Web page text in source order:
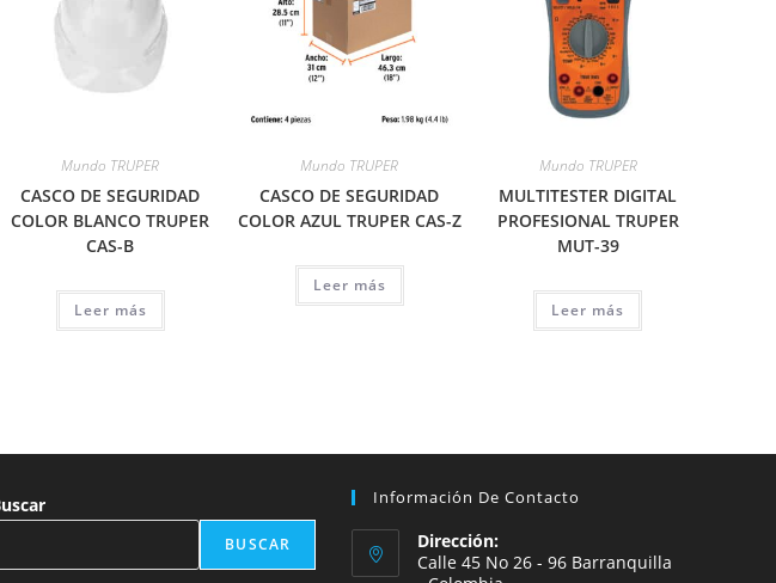
Mundo TRUPER
CASCO DE SEGURIDAD
COLOR BLANCO TRUPER
CAS-B
Leer más
Mundo TRUPER
CASCO DE SEGURIDAD
COLOR AZUL TRUPER CAS-Z
Leer más
Mundo TRUPER
MULTITESTER DIGITAL
PROFESIONAL TRUPER
MUT-39
Leer más
BUSCAR
Información De Contacto
Dirección:
Calle 45 No 26 - 96 Barranquilla